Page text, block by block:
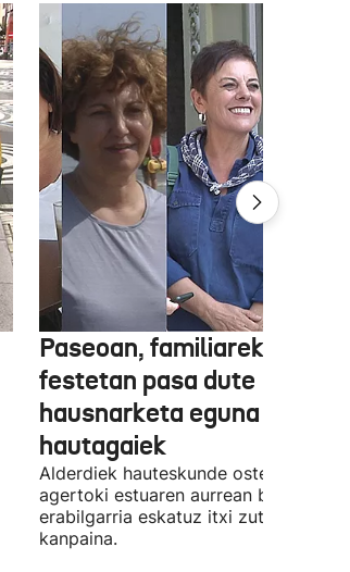
Paseoan, familiarekin edo
festetan pasa dute
hausnarketa eguna
hautagaiek
Alderdiek hauteskunde osteko
agertoki estuaren aurrean boto
erabilgarria eskatuz itxi zuten atzo
kanpaina.